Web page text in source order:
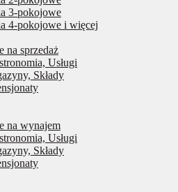
3-pokojowe
4-pokojowe i więcej
na sprzedaż
Usługi
Składy
na wynajem
Usługi
Składy